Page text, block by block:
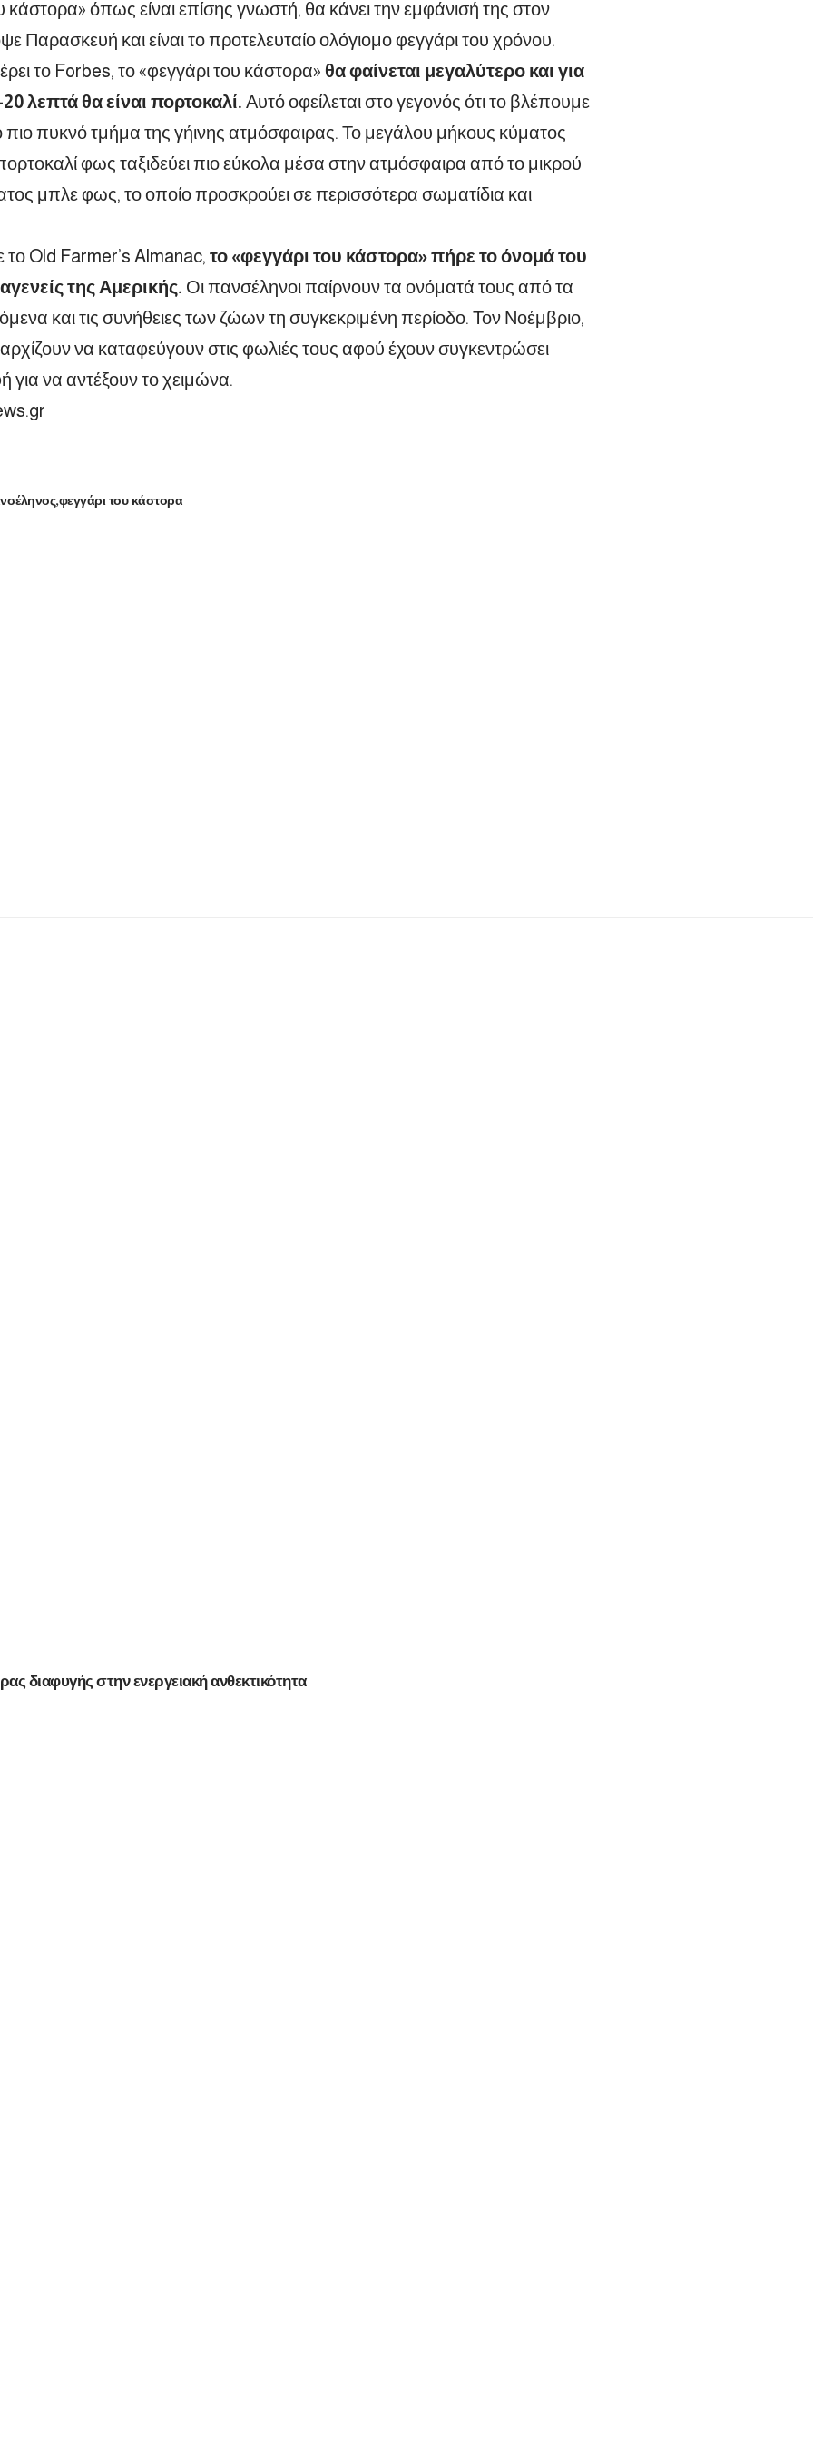
κάστορα» όπως είναι επίσης γνωστή, θα κάνει την εμφάνισή της στον
Παρασκευή και είναι το προτελευταίο ολόγιομο φεγγάρι του χρόνου.
το Forbes, το «φεγγάρι του κάστορα» θα φαίνεται μεγαλύτερο και για
λεπτά θα είναι πορτοκαλί. Αυτό οφείλεται στο γεγονός ότι το βλέπουμε
πυκνό τμήμα της γήινης ατμόσφαιρας. Το μεγάλου μήκους κύματος
φως ταξιδεύει πιο εύκολα μέσα στην ατμόσφαιρα από το μικρού
μπλε φως, το οποίο προσκρούει σε περισσότερα σωματίδια και
Old Farmer’s Almanac, το «φεγγάρι του κάστορα» πήρε το όνομά του
της Αμερικής. Οι πανσέληνοι παίρνουν τα ονόματά τους από τα
και τις συνήθειες των ζώων τη συγκεκριμένη περίοδο. Τον Νοέμβριο,
να καταφεύγουν στις φωλιές τους αφού έχουν συγκεντρώσει
για να αντέξουν το χειμώνα.
φεγγάρι του κάστορα
διαφυγής στην ενεργειακή ανθεκτικότητα